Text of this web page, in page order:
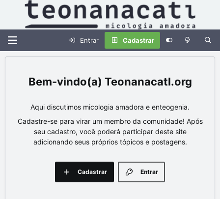
Entrar Cadastrar
Teonanacatl.org
Aqui discutimos micologia amadora e enteogenia.
Cadastre-se para virar um membro da comunidade! Após
seu cadastro, você poderá participar deste site
adicionando seus próprios tópicos e postagens.
Entrar
Cadastrar